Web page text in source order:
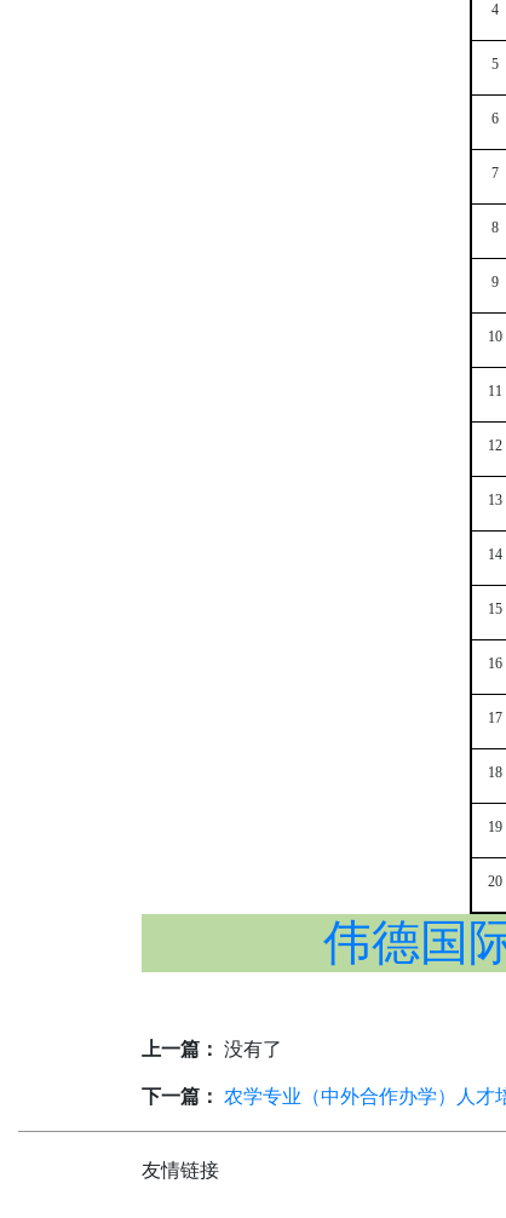
4
5
6
7
8
9
10
11
12
13
14
15
16
17
18
19
20
伟德国
上一篇： 没有了
下一篇： 农学专业（中外合作办学）人才
友情链接